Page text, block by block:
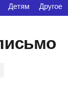
Детям Другое